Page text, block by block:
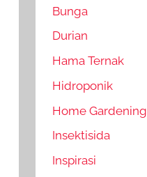
Bunga
Durian
Hama Ternak
Hidroponik
Home Gardening
Insektisida
Inspirasi